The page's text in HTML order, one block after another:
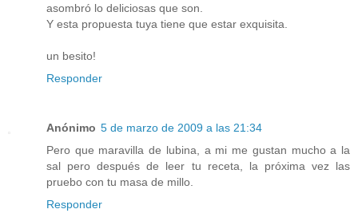
asombró lo deliciosas que son.
Y esta propuesta tuya tiene que estar exquisita.
un besito!
Responder
Anónimo 5 de marzo de 2009 a las 21:34
Pero que maravilla de lubina, a mi me gustan mucho a la
sal pero después de leer tu receta, la próxima vez las
pruebo con tu masa de millo.
Responder